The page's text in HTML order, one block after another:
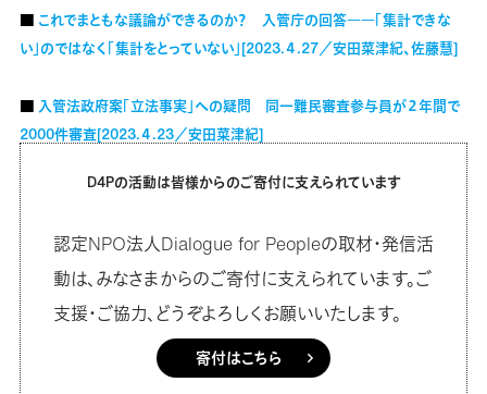
■ これでまともな議論ができるのか？ 入管庁の回答――「集計できな
い」のではなく「集計をとっていない」[2023.４.27／安田菜津紀、佐藤慧]
■ 入管法政府案「立法事実」への疑問 同一難民審査参与員が２年間で
2000件審査[2023.４.23／安田菜津紀]
D4Pの活動は皆様からのご寄付に支えられています
認定NPO法人Dialogue for Peopleの取材・発信活
動は、みなさまからのご寄付に支えられています。ご
支援・ご協力、どうぞよろしくお願いいたします。
寄付はこちら